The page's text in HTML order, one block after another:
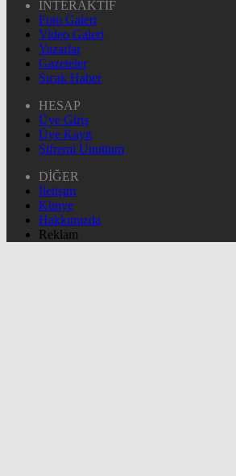
İNTERAKTİF
Foto Galeri
Video Galeri
Yazarlar
Gazeteler
Sıcak Haber
HESAP
Üye Giriş
Üye Kayıt
Şifremi Unuttum
DİĞER
İletişim
Künye
Hakkımızda
Reklam